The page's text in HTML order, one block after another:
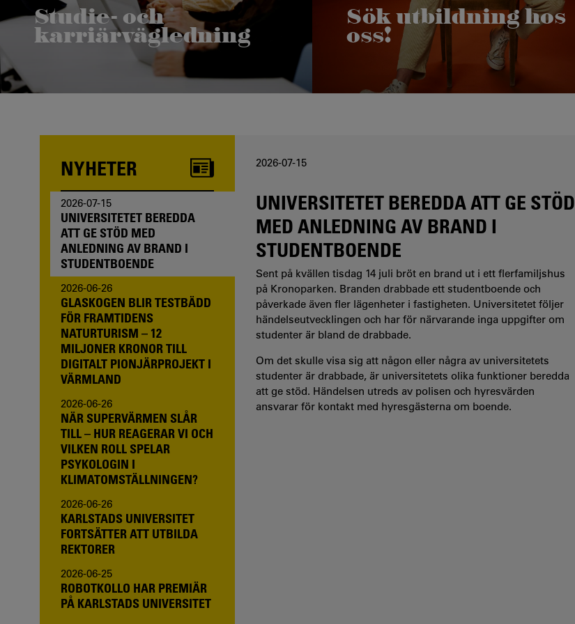
Studie- och
karriärvägledning
Funderar du på att börja studera? Våra studie- och
karriärvägledare kan hjälpa dig.
Sök utbildning hos
oss!
Här finns höstens kurser och program på
Karlstads universitet.
NYHETER
2026-07-15
UNIVERSITETET BEREDDA
ATT GE STÖD MED
ANLEDNING AV BRAND I
STUDENTBOENDE
2026-06-26
GLASKOGEN BLIR TESTBÄDD
FÖR FRAMTIDENS
NATURTURISM – 12
MILJONER KRONOR TILL
DIGITALT PIONJÄRPROJEKT I
VÄRMLAND
2026-06-26
NÄR SUPERVÄRMEN SLÅR
TILL – HUR REAGERAR VI OCH
VILKEN ROLL SPELAR
PSYKOLOGIN I
KLIMATOMSTÄLLNINGEN?
2026-06-26
KARLSTADS UNIVERSITET
FORTSÄTTER ATT UTBILDA
REKTORER
2026-06-25
ROBOTKOLLO HAR PREMIÄR
PÅ KARLSTADS UNIVERSITET
2026-07-15
UNIVERSITETET BEREDDA ATT GE STÖD
MED ANLEDNING AV BRAND I
STUDENTBOENDE
Sent på kvällen tisdag 14 juli bröt en brand ut i ett flerfamiljshus
på Kronoparken. Branden drabbade ett studentboende och
påverkade även fler lägenheter i fastigheten. Universitetet följer
händelseutvecklingen och har för närvarande inga uppgifter om
studenter är bland de drabbade.
Om det skulle visa sig att någon eller några av universitetets
studenter är drabbade, är universitetets olika funktioner beredda
att ge stöd. Händelsen utreds av polisen och hyresvärden
ansvarar för kontakt med hyresgästerna om boende.